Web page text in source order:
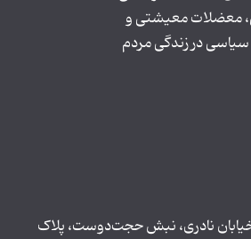
معضلات معیشتی و
در زندگی مردم
خیابان نادری، نبش حجت‌دوست، پلاک